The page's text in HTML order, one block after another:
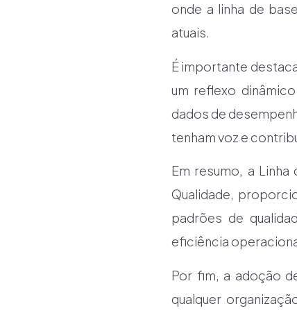
onde a linha de
atuais.
É importante
um reflexo
dados de
tenham voz e
Em resumo, a
Qualidade,
padrões de
eficiência
Por fim, a adoção
qualquer